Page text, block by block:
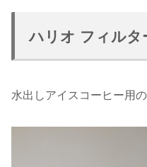
ハリオ フィルタ
水出しアイスコーヒー用